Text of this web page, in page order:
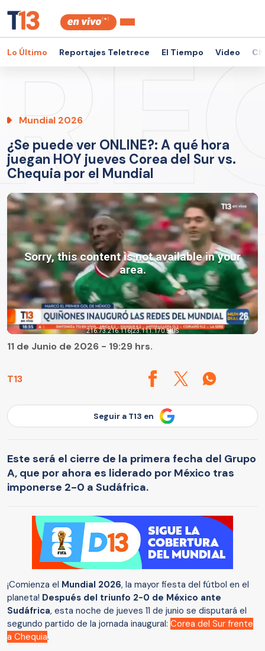
Lo Último Reportajes Teletrece El Tiempo Video
Mundial 2026
¿Se puede ver ONLINE?: A qué hora
juegan HOY jueves Corea del Sur vs.
Chequia por el Mundial
T13
11 de Junio de 2026 - 19:29 hrs.
Seguir a T13 en
Este será el cierre de la primera fecha del Grupo
A, que por ahora es liderado por México tras
imponerse 2-0 a Sudáfrica.
¡Comienza el Mundial 2026, la mayor fiesta del fútbol en el
planeta! Después del triunfo 2-0 de México ante
Sudáfrica, esta noche de jueves 11 de junio se disputará el
segundo partido de la jornada inaugural: Corea del Sur frente
a Chequia.